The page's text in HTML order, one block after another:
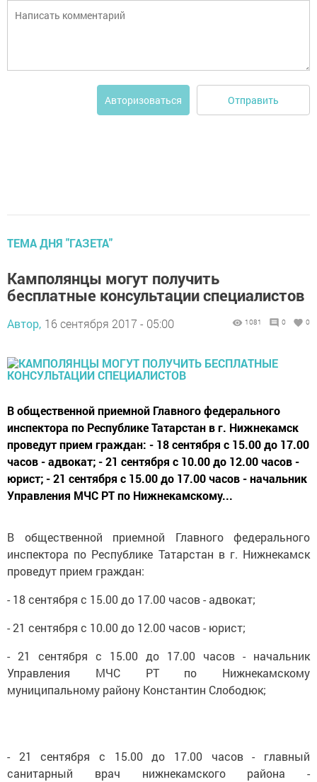
Авторизоваться Отправить
ТЕМА ДНЯ "ГАЗЕТА"
Камполянцы могут получить
бесплатные консультации специалистов
Автор, 16 сентября 2017 - 05:00 1081 0 0
В общественной приемной Главного федерального
инспектора по Республике Татарстан в г. Нижнекамск
проведут прием граждан: - 18 сентября с 15.00 до 17.00
часов - адвокат; - 21 сентября с 10.00 до 12.00 часов -
юрист; - 21 сентября с 15.00 до 17.00 часов - начальник
Управления МЧС РТ по Нижнекамскому...
В общественной приемной Главного федерального
инспектора по Республике Татарстан в г. Нижнекамск
проведут прием граждан:
- 18 сентября с 15.00 до 17.00 часов - адвокат;
- 21 сентября с 10.00 до 12.00 часов - юрист;
- 21 сентября с 15.00 до 17.00 часов - начальник
Управления МЧС РТ по Нижнекамскому
муниципальному району Константин Слободюк;
- 21 сентября с 15.00 до 17.00 часов - главный
санитарный врач нижнекамского района -